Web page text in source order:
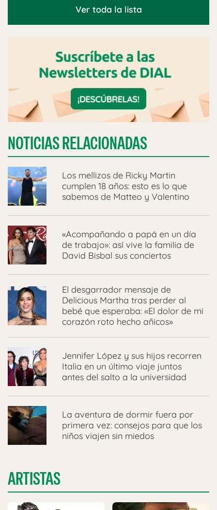
Ver toda la lista
NOTICIAS RELACIONADAS
Los mellizos de Ricky Martin
cumplen 18 años: esto es lo que
sabemos de Matteo y Valentino
«Acompañando a papá en un día
de trabajo»: así vive la familia de
David Bisbal sus conciertos
El desgarrador mensaje de
Delicious Martha tras perder al
bebé que esperaba: «El dolor de mi
corazón roto hecho añicos»
Jennifer López y sus hijos recorren
Italia en un último viaje juntos
antes del salto a la universidad
La aventura de dormir fuera por
primera vez: consejos para que los
niños viajen sin miedos
ARTISTAS